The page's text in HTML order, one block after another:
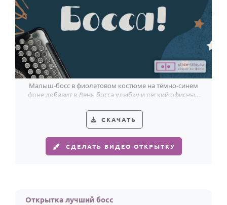
Малыш-босс в фиолетовом костюме на тёмно-синем
фоне добавит в День босса улыбку и лёгкий офисный
СКАЧАТЬ
СДЕЛАТЬ ВИДЕО ОТКРЫТКУ
Открытка лучший босс